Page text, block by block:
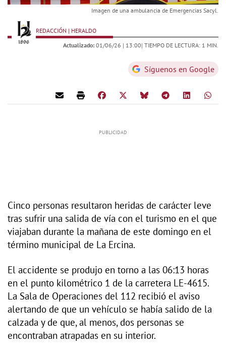
Imagen de una ambulancia de Emergencias Sacyl.
REDACCIÓN | HERALDO
Actualizado: 01/06/26 | 13:00| TIEMPO DE LECTURA: 1 MIN.
Síguenos en Google
Cinco personas resultaron heridas de carácter leve
tras sufrir una salida de vía con el turismo en el que
viajaban durante la mañana de este domingo en el
término municipal de La Ercina.
El accidente se produjo en torno a las 06:13 horas
en el punto kilométrico 1 de la carretera LE-4615.
La Sala de Operaciones del 112 recibió el aviso
alertando de que un vehículo se había salido de la
calzada y de que, al menos, dos personas se
encontraban atrapadas en su interior.